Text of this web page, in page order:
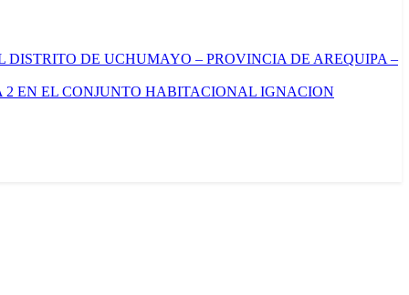
DISTRITO DE UCHUMAYO – PROVINCIA DE AREQUIPA –
EN EL CONJUNTO HABITACIONAL IGNACION